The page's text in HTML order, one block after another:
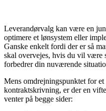
Leverandørvalg kan være en
optimere et lønsystem eller
Ganske enkelt fordi der er så
skal overvejes, hvis du vil være
forbedrer din nuværende
Mens omdrejningspunktet for
kontraktskrivning, er der en
venter på begge sider: